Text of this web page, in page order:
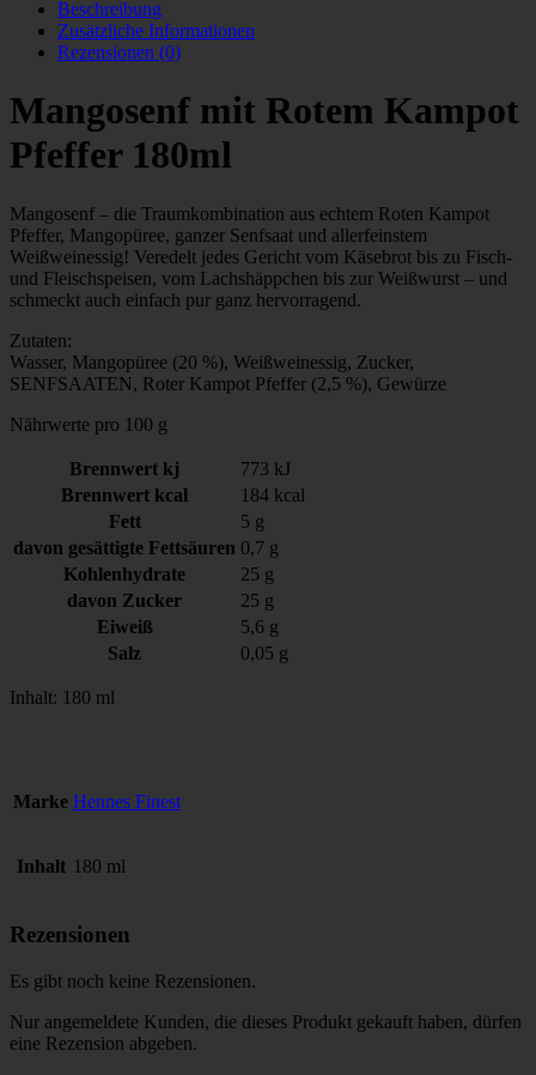
Beschreibung
Zusätzliche Informationen
Rezensionen (0)
Mangosenf mit Rotem Kampot
Pfeffer 180ml
Mangosenf – die Traumkombination aus echtem Roten Kampot
Pfeffer, Mangopüree, ganzer Senfsaat und allerfeinstem
Weißweinessig! Veredelt jedes Gericht vom Käsebrot bis zu Fisch-
und Fleischspeisen, vom Lachshäppchen bis zur Weißwurst – und
schmeckt auch einfach pur ganz hervorragend.
Zutaten:
Wasser, Mangopüree (20 %), Weißweinessig, Zucker,
SENFSAATEN, Roter Kampot Pfeffer (2,5 %), Gewürze
Nährwerte pro 100 g
Brennwert kj 773 kJ
Brennwert kcal
184 kcal
Fett
5 g
davon gesättigte Fettsäuren 0,7 g
Kohlenhydrate
25 g
davon Zucker 25 g
Eiweiß
5,6 g
Salz
0,05 g
Inhalt: 180 ml
Marke Hennes Finest
Inhalt 180 ml
Rezensionen
Es gibt noch keine Rezensionen.
Nur angemeldete Kunden, die dieses Produkt gekauft haben, dürfen
eine Rezension abgeben.